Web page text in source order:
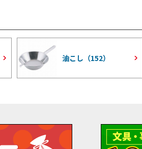
油こし（152）